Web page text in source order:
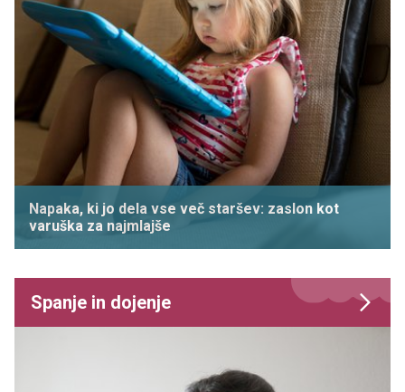
Napaka, ki jo dela vse več staršev: zaslon kot
varuška za najmlajše
Spanje in dojenje